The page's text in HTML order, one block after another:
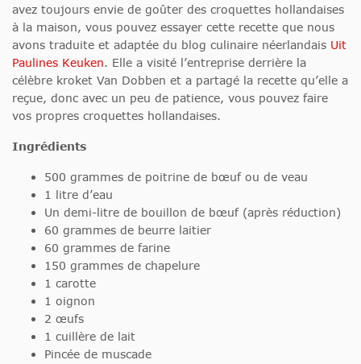
avez toujours envie de goûter des croquettes hollandaises
à la maison, vous pouvez essayer cette recette que nous
avons traduite et adaptée du blog culinaire néerlandais Uit
Paulines Keuken. Elle a visité l’entreprise derrière la
célèbre kroket Van Dobben et a partagé la recette qu’elle a
reçue, donc avec un peu de patience, vous pouvez faire
vos propres croquettes hollandaises.
Ingrédients
500 grammes de poitrine de bœuf ou de veau
1 litre d’eau
Un demi-litre de bouillon de bœuf (après réduction)
60 grammes de beurre laitier
60 grammes de farine
150 grammes de chapelure
1 carotte
1 oignon
2 œufs
1 cuillère de lait
Pincée de muscade